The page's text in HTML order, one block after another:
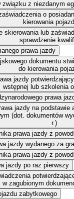
związku z niezdanym
o
kierowania
skierowania lub
sprawdzenie
prawa jazdy
dokumentu
do kierowania
jazdy
wstępnej lub szkolenia
prawa
jazdy na podstawie
(dot. dokumentów
r.)
prawa jazdy z
jazdy wydanego za
prawa jazdy z
jazdy po raz pierwszy
w zagubionym
zabytkowego